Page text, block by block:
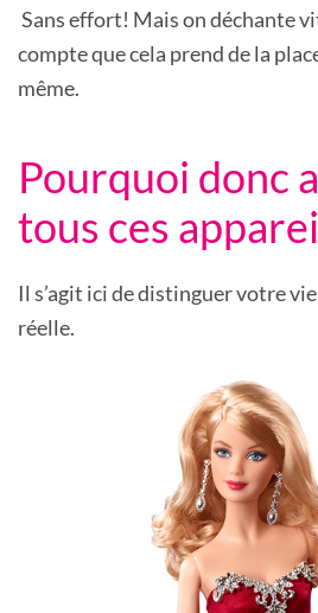
Sans effort! Mais on déchante
compte que cela prend de la
même.
Pourquoi donc
tous ces
Il s’agit ici de distinguer votre
réelle.